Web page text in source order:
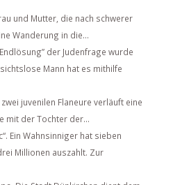
und Mutter, die nach schwerer
Wanderung in die...
der Judenfrage wurde
Mann hat es mithilfe
juvenilen Flaneure verläuft eine
mit der Tochter der...
Ein Wahnsinniger hat sieben
Millionen auszahlt. Zur